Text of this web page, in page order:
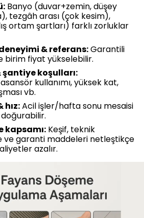
Banyo (duvar+zemin, düşey
tezgâh arası (çok kesim),
ortam şartları) farklı zorluklar
& referans:Garantili
birim fiyat yükselebilir.
şantiye koşulları:
kullanımı, yüksek kat,
vb.
hız:Acil işler/hafta sonu mesaisi
kapsamı: Keşif, teknik
ve garanti maddeleri netleştikçe
azalır.